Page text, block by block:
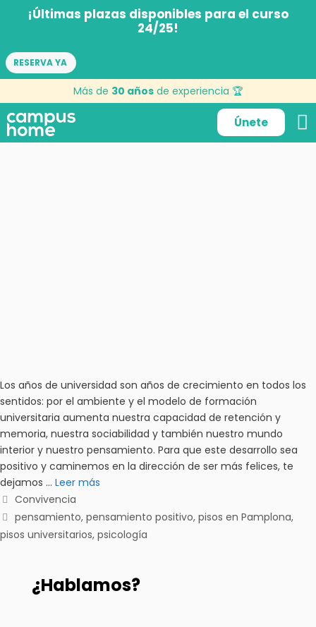
¡Últimas plazas disponibles para el curso
24/25!
RESERVA YA
Más de 30 años de experiencia 🏆
Únete
pensamiento positivo
17 de enero de 2017
Los años de universidad son años de crecimiento en todos los
sentidos: por el ambiente y el modelo de formación
universitaria aumenta nuestra capacidad de retención y
memoria, nuestra sociabilidad y también nuestro mundo
interior y nuestro pensamiento. Para que este desarrollo sea
positivo y caminemos en la dirección de ser más felices, te
dejamos … Leer más
Convivencia
pensamiento,pensamiento positivo,pisos en Pamplona,
pisos universitarios, psicología
¿Hablamos?